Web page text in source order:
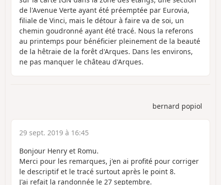
de l'Avenue Verte ayant été préemptée par Eurovia,
filiale de Vinci, mais le détour à faire va de soi, un
chemin goudronné ayant été tracé. Nous la referons
au printemps pour bénéficier pleinement de la beauté
de la hêtraie de la forêt d'Arques. Dans les environs,
ne pas manquer le château d'Arques.
bernard popiol
29 sept. 2019 à 16:45
Bonjour Henry et Romu.
Merci pour les remarques, j'en ai profité pour corriger
le descriptif et le tracé surtout après le point 8.
J'ai refait la randonnée le 27 septembre.